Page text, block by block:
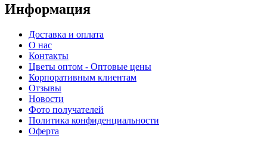
Информация
Доставка и оплата
О нас
Контакты
Цветы оптом - Оптовые цены
Корпоративным клиентам
Отзывы
Новости
Фото получателей
Политика конфиденциальности
Оферта